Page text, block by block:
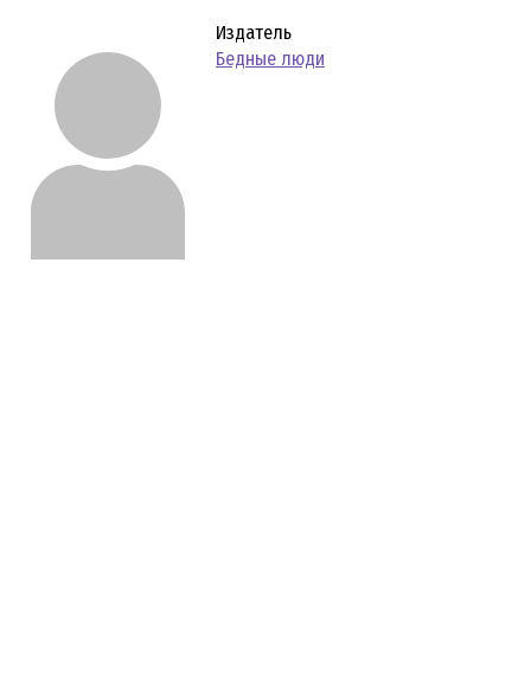
Издатель
Бедные люди